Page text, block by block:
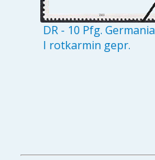
DR - 10 Pfg. Germania
I rotkarmin gepr.